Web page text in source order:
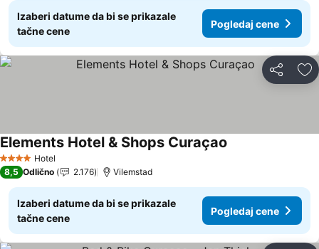
Izaberi datume da bi se prikazale
tačne cene
Pogledaj cene
Deli
4 ZvezdiceHotel
Elements Hotel & Shops Curaçao
8,5 Odlično 2.176 Vilemstad
Izaberi datume da bi se prikazale
tačne cene
Pogledaj cene